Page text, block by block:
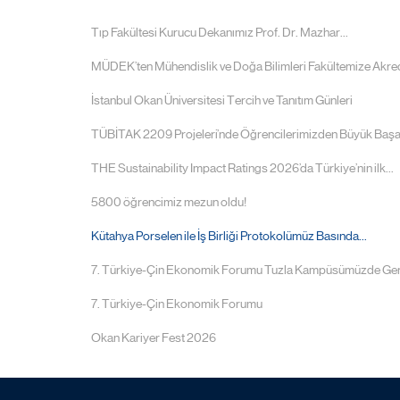
Tıp Fakültesi Kurucu Dekanımız Prof. Dr. Mazhar...
MÜDEK’ten Mühendislik ve Doğa Bilimleri Fakültemize
İstanbul Okan Üniversitesi Tercih ve Tanıtım Günleri
TÜBİTAK 2209 Projeleri’nde Öğrencilerimizden Büyük
THE Sustainability Impact Ratings 2026’da Türkiye’nin ilk...
5800 öğrencimiz mezun oldu!
Kütahya Porselen ile İş Birliği Protokolümüz Basında...
7. Türkiye-Çin Ekonomik Forumu Tuzla Kampüsümüzde
7. Türkiye-Çin Ekonomik Forumu
Okan Kariyer Fest 2026